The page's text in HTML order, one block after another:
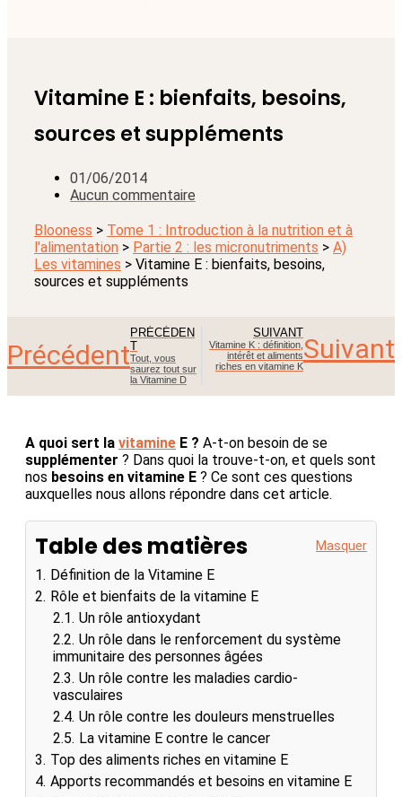
Vitamine E : bienfaits, besoins,
sources et suppléments
01/06/2014
Aucun commentaire
Blooness > Tome 1 : Introduction à la nutrition et à
l'alimentation > Partie 2 : les micronutriments > A)
Les vitamines > Vitamine E : bienfaits, besoins,
sources et suppléments
Précédent
PRÉCÉDEN
T
Tout, vous
saurez tout sur
la Vitamine D
SUIVANT
Vitamine K : définition,
intérêt et aliments
riches en vitamine K
Suivant
A quoi sert la vitamine E ? A-t-on besoin de se
supplémenter ? Dans quoi la trouve-t-on, et quels sont
nos besoins en vitamine E ? Ce sont ces questions
auxquelles nous allons répondre dans cet article.
Table des matières Masquer
1. Définition de la Vitamine E
2. Rôle et bienfaits de la vitamine E
2.1. Un rôle antioxydant
2.2. Un rôle dans le renforcement du système
immunitaire des personnes âgées
2.3. Un rôle contre les maladies cardio-
vasculaires
2.4. Un rôle contre les douleurs menstruelles
2.5. La vitamine E contre le cancer
3. Top des aliments riches en vitamine E
4. Apports recommandés et besoins en vitamine E